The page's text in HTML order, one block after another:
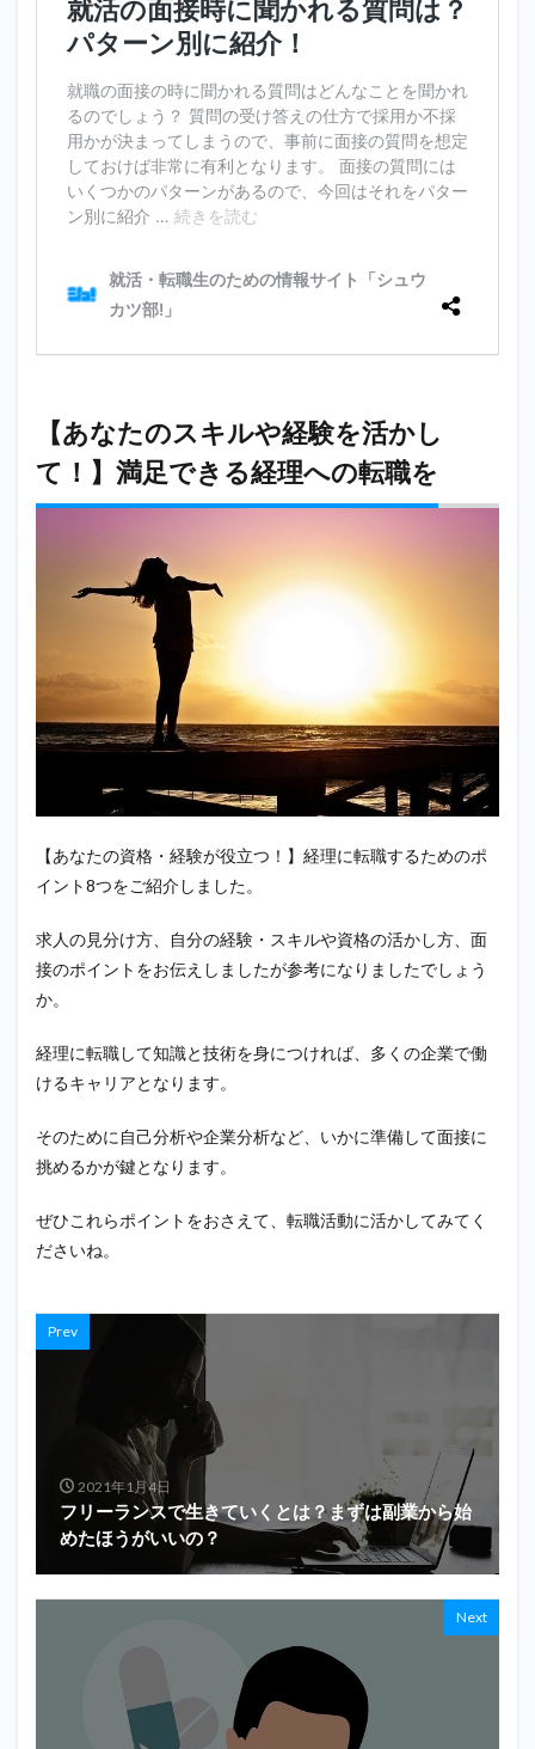
【あなたのスキルや経験を活かし
て！】満足できる経理への転職を
【あなたの資格・経験が役立つ！】経理に転職するためのポ
イント8つをご紹介しました。
求人の見分け方、自分の経験・スキルや資格の活かし方、面
接のポイントをお伝えしましたが参考になりましたでしょう
か。
経理に転職して知識と技術を身につければ、多くの企業で働
けるキャリアとなります。
そのために自己分析や企業分析など、いかに準備して面接に
挑めるかが鍵となります。
ぜひこれらポイントをおさえて、転職活動に活かしてみてく
ださいね。
Prev
2021年1月4日
フリーランスで生きていくとは？まずは副業から始
めたほうがいいの？
Next